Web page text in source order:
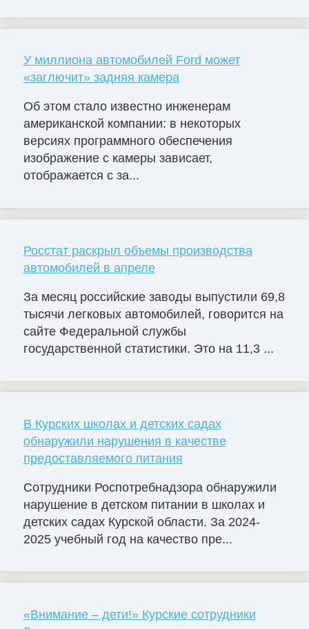
У миллиона автомобилей Ford может
«заглючит» задняя камера
Об этом стало известно инженерам
американской компании: в некоторых
версиях программного обеспечения
изображение с камеры зависает,
отображается с за...
Росстат раскрыл объемы производства
автомобилей в апреле
За месяц российские заводы выпустили 69,8
тысячи легковых автомобилей, говорится на
сайте Федеральной службы
государственной статистики. Это на 11,3 ...
В Курских школах и детских садах
обнаружили нарушения в качестве
предоставляемого питания
Сотрудники Роспотребнадзора обнаружили
нарушение в детском питании в школах и
детских садах Курской области. За 2024-
2025 учебный год на качество пре...
«Внимание – дети!» Курские сотрудники